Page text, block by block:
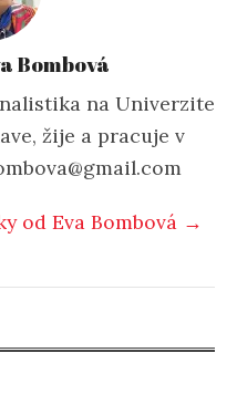
Bombová
na Univerzite
žije a pracuje v
od Eva Bombová →